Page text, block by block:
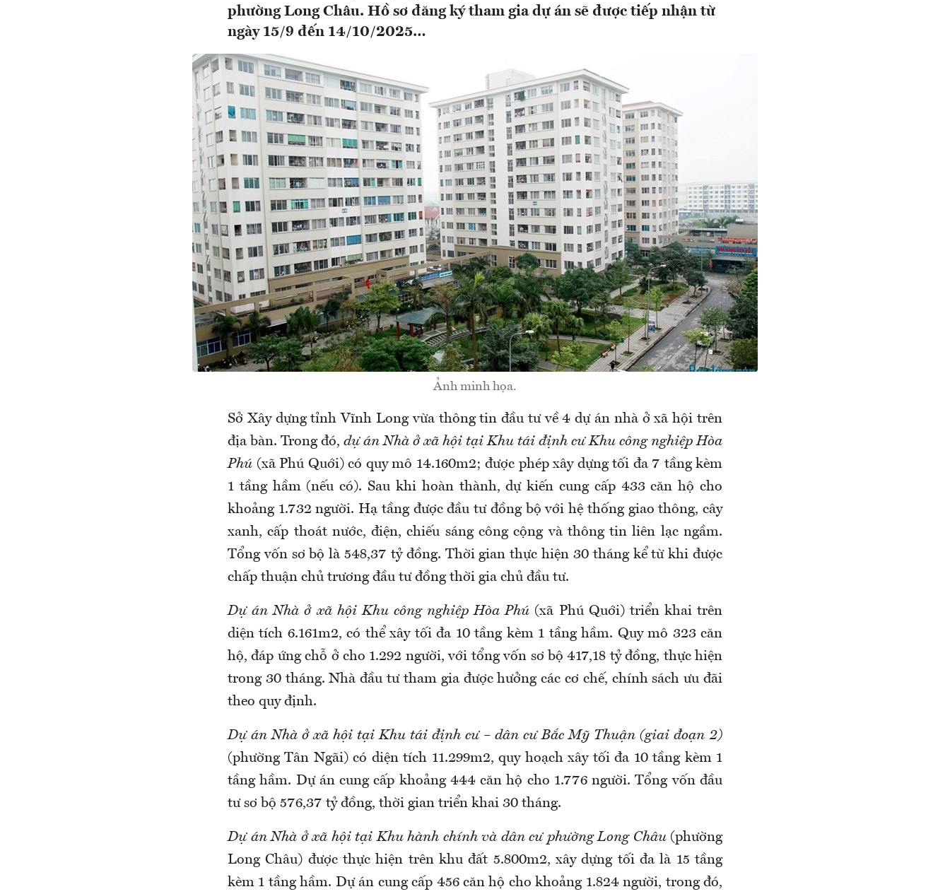
phường Long Châu. Hồ sơ đăng ký tham gia dự án sẽ được tiếp nhận từ
ngày 15/9 đến 14/10/2025…
Ảnh minh họa.
Sở Xây dựng tỉnh Vĩnh Long vừa thông tin đầu tư về 4 dự án nhà ở xã hội trên
địa bàn. Trong đó, dự án Nhà ở xã hội tại Khu tái định cư Khu công nghiệp Hòa
Phú (xã Phú Quới) có quy mô 14.160m2; được phép xây dựng tối đa 7 tầng kèm
1 tầng hầm (nếu có). Sau khi hoàn thành, dự kiến cung cấp 433 căn hộ cho
khoảng 1.732 người. Hạ tầng được đầu tư đồng bộ với hệ thống giao thông, cây
xanh, cấp thoát nước, điện, chiếu sáng công cộng và thông tin liên lạc ngầm.
Tổng vốn sơ bộ là 548,37 tỷ đồng. Thời gian thực hiện 30 tháng kể từ khi được
chấp thuận chủ trương đầu tư đồng thời gia chủ đầu tư.
Dự án Nhà ở xã hội Khu công nghiệp Hòa Phú (xã Phú Quới) triển khai trên
diện tích 6.161m2, có thể xây tối đa 10 tầng kèm 1 tầng hầm. Quy mô 323 căn
hộ, đáp ứng chỗ ở cho 1.292 người, với tổng vốn sơ bộ 417,18 tỷ đồng, thực hiện
trong 30 tháng. Nhà đầu tư tham gia được hưởng các cơ chế, chính sách ưu đãi
theo quy định.
Dự án Nhà ở xã hội tại Khu tái định cư – dân cư Bắc Mỹ Thuận (giai đoạn 2)
(phường Tân Ngãi) có diện tích 11.299m2, quy hoạch xây tối đa 10 tầng kèm 1
tầng hầm. Dự án cung cấp khoảng 444 căn hộ cho 1.776 người. Tổng vốn đầu
tư sơ bộ 576,37 tỷ đồng, thời gian triển khai 30 tháng.
Dự án Nhà ở xã hội tại Khu hành chính và dân cư phường Long Châu(phường
Long Châu) được thực hiện trên khu đất 5.800m2, xây dựng tối đa là 15 tầng
kèm 1 tầng hầm. Dự án cung cấp 456 căn hộ cho khoảng 1.824 người, trong đó,